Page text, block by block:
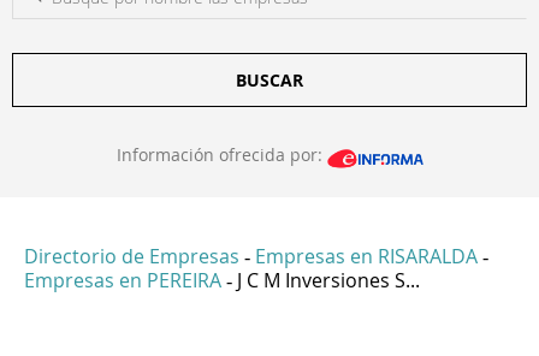
BUSCAR
Información ofrecida por:
Directorio de Empresas - Empresas en RISARALDA -
Empresas en PEREIRA - J C M Inversiones S...